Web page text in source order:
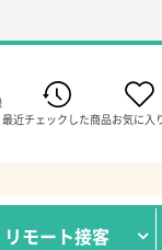
最近チェックした商品お気に入
リモート接客